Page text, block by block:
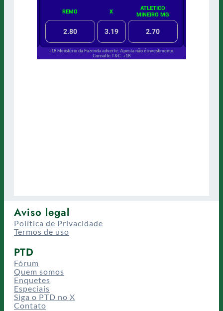
Aviso legal
Política de Privacidade
Termos de uso
PTD
Fórum
Quem somos
Enquetes
Especiais
Siga o PTD no X
Contato